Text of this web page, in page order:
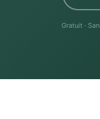
Gratuit ·